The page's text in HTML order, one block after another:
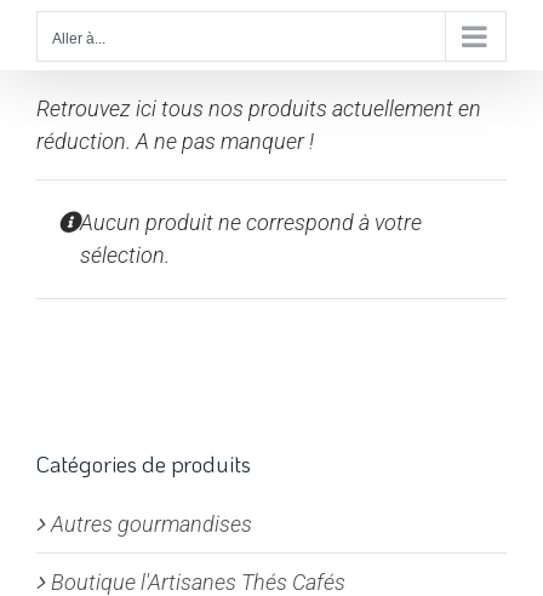
Aller à...
Retrouvez ici tous nos produits actuellement en
réduction. A ne pas manquer !
Aucun produit ne correspond à votre
sélection.
Catégories de produits
Autres gourmandises
Boutique l'Artisanes Thés Cafés